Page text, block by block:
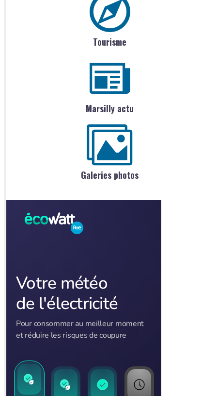
Tourisme
Marsilly actu
Galeries photos